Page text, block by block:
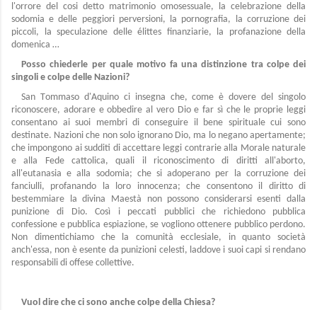
l'orrore del cosi detto matrimonio omosessuale, la celebrazione della
sodomia e delle peggiori perversioni, la pornografia, la corruzione dei
piccoli, la speculazione delle élittes finanziarie, la profanazione della
domenica …
Posso chiederle per quale motivo fa una distinzione tra colpe dei
singoli e colpe delle Nazioni?
San Tommaso d'Aquino ci insegna che, come è dovere del singolo
riconoscere, adorare e obbedire al vero Dio e far sì che le proprie leggi
consentano ai suoi membri di conseguire il bene spirituale cui sono
destinate. Nazioni che non solo ignorano Dio, ma lo negano apertamente;
che impongono ai sudditi di accettare leggi contrarie alla Morale naturale
e alla Fede cattolica, quali il riconoscimento di diritti all'aborto,
all'eutanasia e alla sodomia; che si adoperano per la corruzione dei
fanciulli, profanando la loro innocenza; che consentono il diritto di
bestemmiare la divina Maestà non possono considerarsi esenti dalla
punizione di Dio. Così i peccati pubblici che richiedono pubblica
confessione e pubblica espiazione, se vogliono ottenere pubblico perdono.
Non dimentichiamo che la comunità ecclesiale, in quanto società
anch'essa, non è esente da punizioni celesti, laddove i suoi capi si rendano
responsabili di offese collettive.
Vuol dire che ci sono anche colpe della Chiesa?